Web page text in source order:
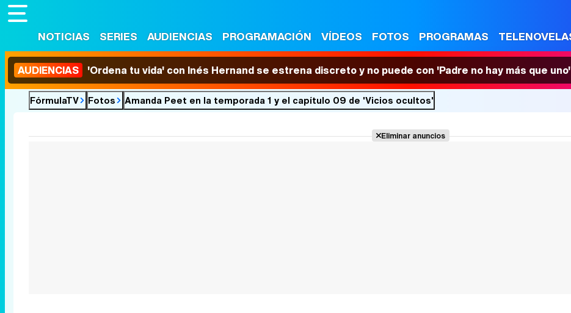
NOTICIAS SERIES AUDIENCIAS PROGRAMACIÓN VÍDEOS FOTOS PROGRAMAS
AUDIENCIAS 'Ordena tu vida' con Inés Hernand se estrena discreto y no puede con 'Padre no hay más que uno'
FórmulaTV Fotos Amanda Peet en la temporada 1 y el capítulo 09 de 'Vicios ocultos'
Eliminar anuncios